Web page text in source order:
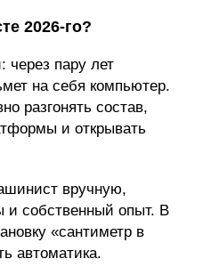
2026-го?
через пару лет
на себя компьютер.
разгонять состав,
и открывать
вручную,
и собственный опыт. В
«сантиметр в
автоматика.